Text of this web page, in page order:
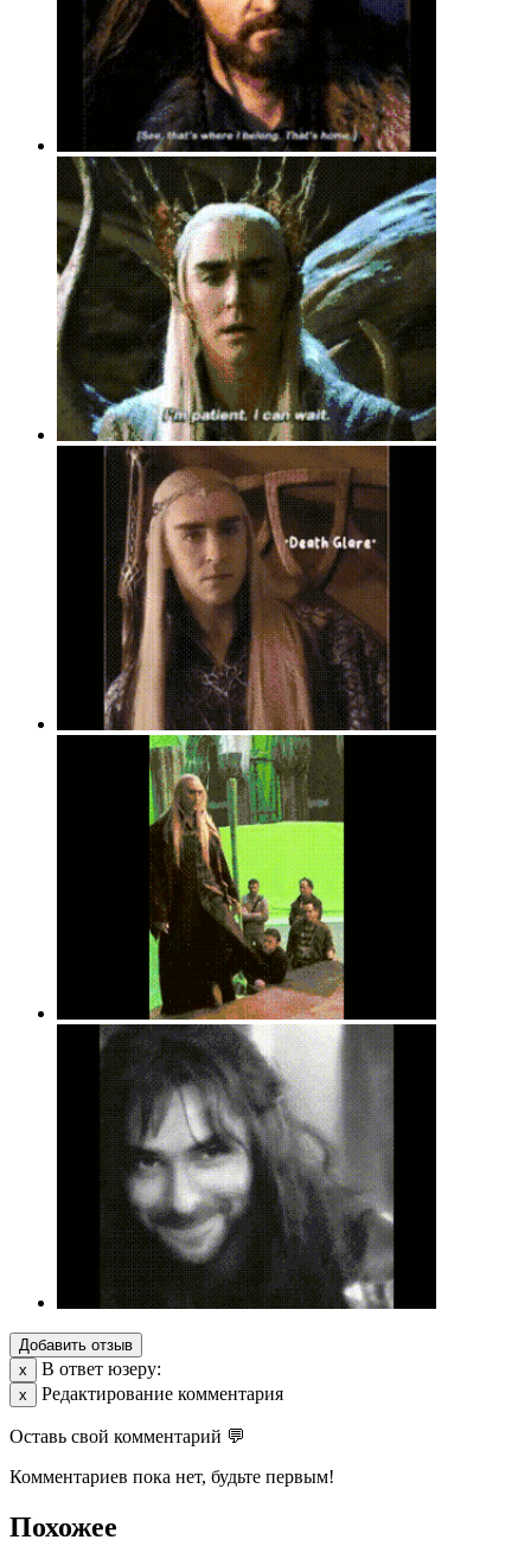
Добавить отзыв
х
В ответ юзеру:
х Редактирование комментария
Оставь свой комментарий 💬
Комментариев пока нет, будьте первым!
Похожее